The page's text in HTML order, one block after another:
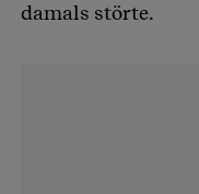
damals störte.